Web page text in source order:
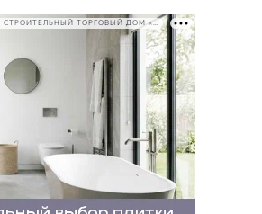
РЕКЛАМА • ООО СТРОИТЕЛЬНЫЙ ТОРГОВЫЙ ДОМ «ПЕТРОВИЧ». ИНН: 7802348846